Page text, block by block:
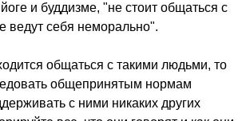
и буддизме, "не стоит общаться с
ведут себя неморально".
общаться с такими людьми, то
общепринятым нормам
с ними никаких других